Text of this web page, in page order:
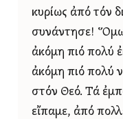
κυρίως ἀπό τόν
συνάντησε!
ἀκόμη πιό πολύ
ἀκόμη πιό πολύ
στόν Θεό. Τά
εἴπαμε, ἀπό